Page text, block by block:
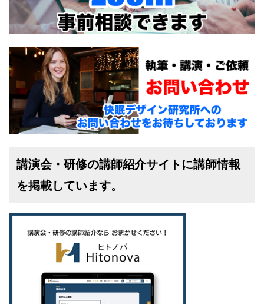
講演会・研修の講師紹介サイトに講師情報
を掲載しています。